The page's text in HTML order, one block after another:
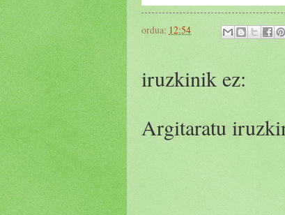
ordua: 12:54
iruzkinik ez:
Argitaratu